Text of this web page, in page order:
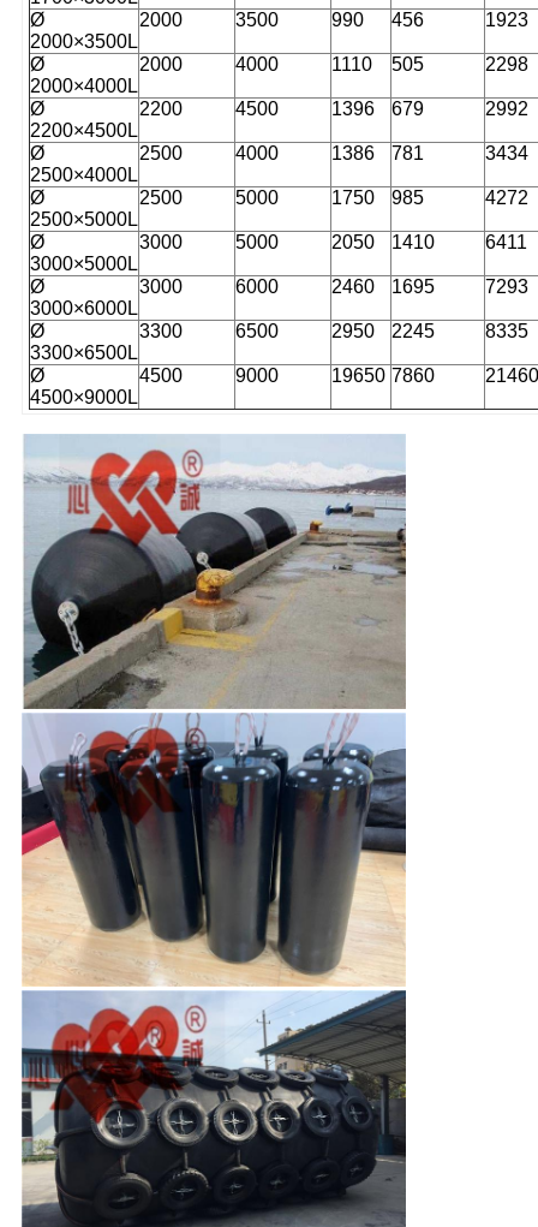
Ø
2000×3500L
2000 3500 990 456 1923
Ø
2000×4000L
2000 4000 1110 505 2298
Ø
2200×4500L
2200 4500 1396 679 2992
Ø
2500×4000L
2500 4000 1386 781 3434
Ø
2500×5000L
2500 5000 1750 985 4272
Ø
3000×5000L
3000 5000 2050 1410 6411
Ø
3000×6000L
3000 6000 2460 1695 7293
Ø
3300×6500L
3300 6500 2950 2245 8335
Ø
4500×9000L
4500 9000 19650 7860 21460